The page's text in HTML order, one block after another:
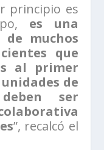
principio es
es una
muchos
que
al primer
de
ser
”, recalcó el